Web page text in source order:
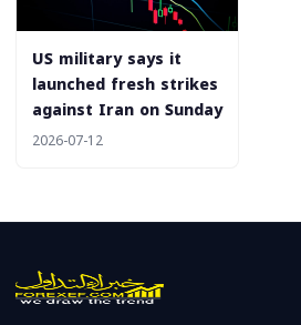
US military says it
launched fresh strikes
against Iran on Sunday
2026-07-12